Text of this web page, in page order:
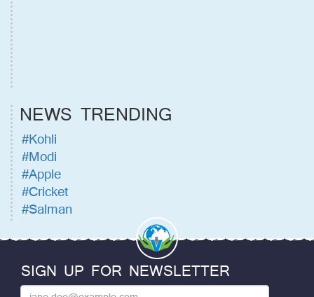
NEWS TRENDING
#Kohli
#Modi
#Apple
#Cricket
#Salman
SIGN UP FOR NEWSLETTER